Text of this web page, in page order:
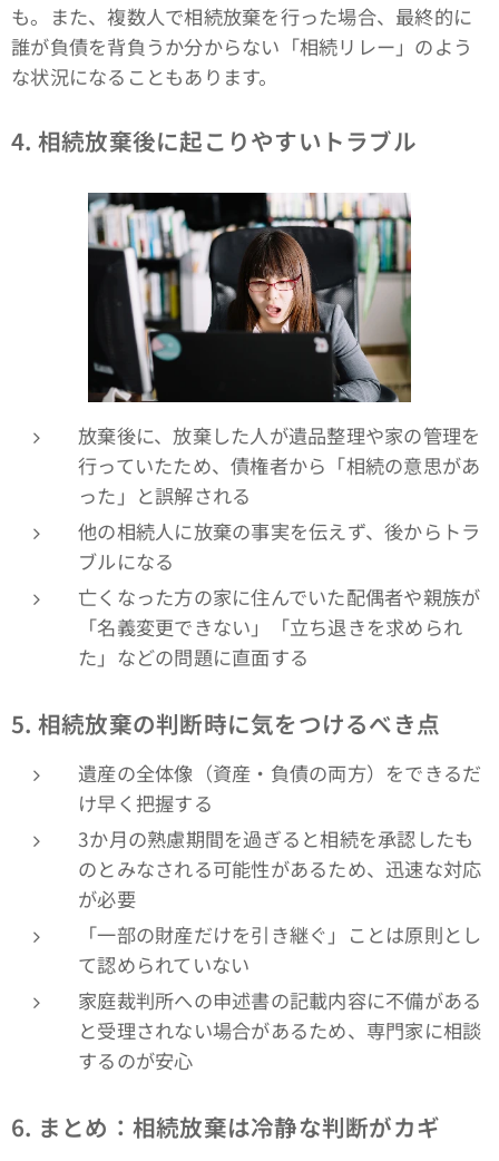
も。また、複数人で相続放棄を行った場合、最終的に
誰が負債を背負うか分からない「相続リレー」のよう
な状況になることもあります。
4. 相続放棄後に起こりやすいトラブル
放棄後に、放棄した人が遺品整理や家の管理を
行っていたため、債権者から「相続の意思があ
った」と誤解される
他の相続人に放棄の事実を伝えず、後からトラ
ブルになる
亡くなった方の家に住んでいた配偶者や親族が
「名義変更できない」「立ち退きを求められ
た」などの問題に直面する
5. 相続放棄の判断時に気をつけるべき点
遺産の全体像（資産・負債の両方）をできるだ
け早く把握する
3か月の熟慮期間を過ぎると相続を承認したも
のとみなされる可能性があるため、迅速な対応
が必要
「一部の財産だけを引き継ぐ」ことは原則とし
て認められていない
家庭裁判所への申述書の記載内容に不備がある
と受理されない場合があるため、専門家に相談
するのが安心
6. まとめ：相続放棄は冷静な判断がカギ